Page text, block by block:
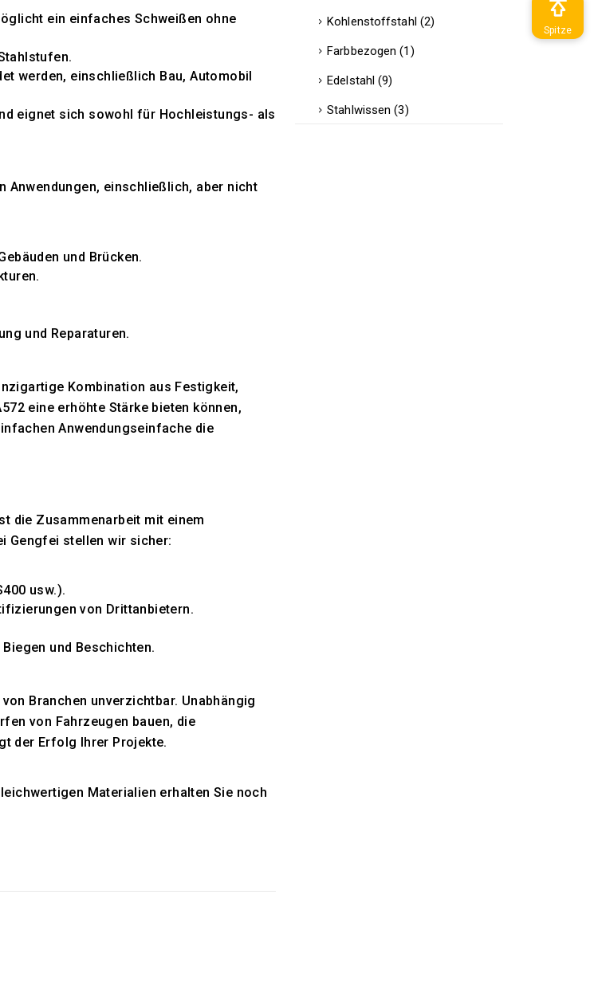
ein einfaches Schweißen ohne
werden, einschließlich Bau, Automobil
eignet sich sowohl für Hochleistungs- als
Anwendungen, einschließlich, aber nicht
und Brücken.
und Reparaturen.
Kombination aus Festigkeit,
eine erhöhte Stärke bieten können,
Anwendungseinfache die
die Zusammenarbeit mit einem
Gengfei stellen wir sicher:
usw.).
von Drittanbietern.
und Beschichten.
Branchen unverzichtbar. Unabhängig
von Fahrzeugen bauen, die
der Erfolg Ihrer Projekte.
Materialien erhalten Sie noch
Kohlenstoffstahl (2)
Farbbezogen (1)
Edelstahl (9)
Stahlwissen (3)
Spitze